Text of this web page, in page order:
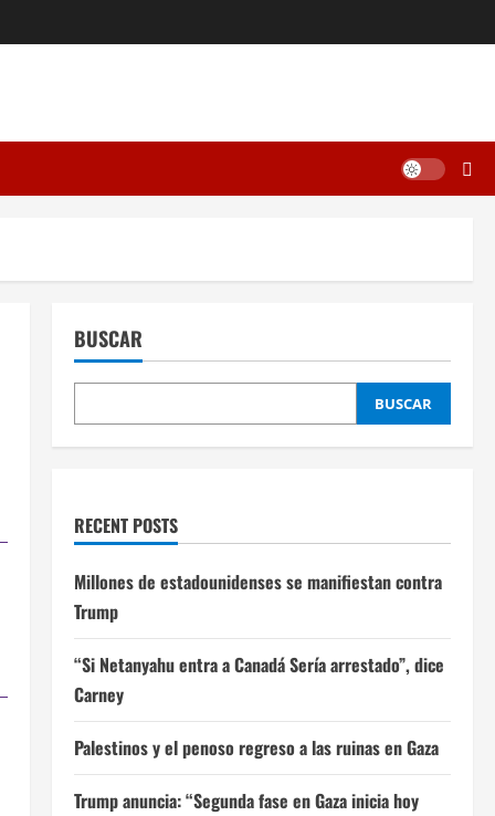
BUSCAR
BUSCAR
RECENT POSTS
Millones de estadounidenses se manifiestan contra
Trump
“Si Netanyahu entra a Canadá Sería arrestado”, dice
Carney
Palestinos y el penoso regreso a las ruinas en Gaza
Trump anuncia: “Segunda fase en Gaza inicia hoy